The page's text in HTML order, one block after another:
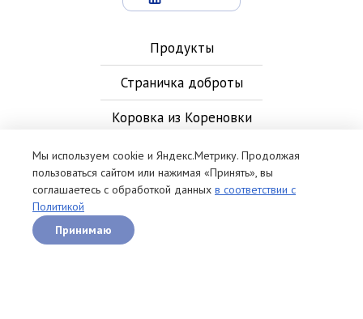
Продукты
Страничка доброты
Коровка из Кореновки
Новости
Контакты
Мы используем cookie и Яндекс.Метрику. Продолжая
пользоваться сайтом или нажимая «Принять», вы
соглашаетесь с обработкой данных в соответствии с
Политикой
Принимаю